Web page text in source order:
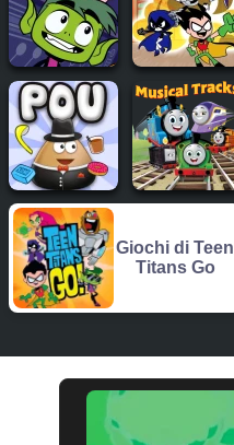
Giochi di Teen
Titans Go